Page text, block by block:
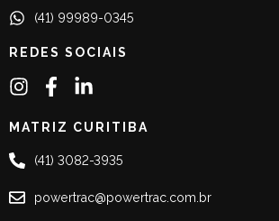
(41) 99989-0345
REDES SOCIAIS
MATRIZ CURITIBA
(41) 3082-3935
powertrac@powertrac.com.br